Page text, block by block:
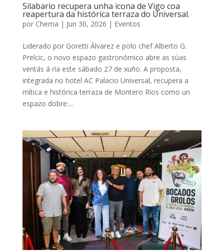
Silabario recupera unha icona de Vigo coa
reapertura da histórica terraza do Universal.
por Chema | Jun 30, 2026 | Eventos
Liderado por Goretti Álvarez e polo chef Alberto G.
Prelcic, o novo espazo gastronómico abre as súas
ventás á ría este sábado 27 de xuño. A proposta,
integrada no hotel AC Palacio Universal, recupera a
mítica e histórica terraza de Montero Ríos como un
espazo dobre:...